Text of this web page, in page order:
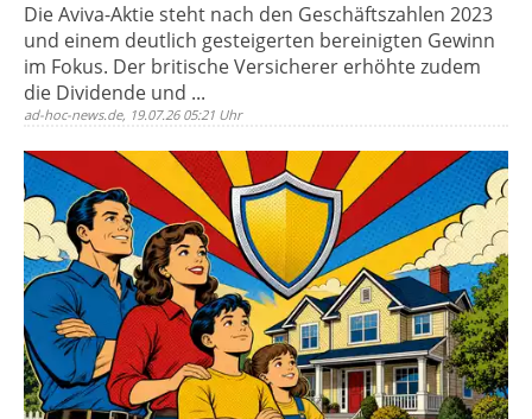
Die Aviva-Aktie steht nach den Geschäftszahlen 2023
und einem deutlich gesteigerten bereinigten Gewinn
im Fokus. Der britische Versicherer erhöhte zudem
die Dividende und ...
ad-hoc-news.de, 19.07.26 05:21 Uhr